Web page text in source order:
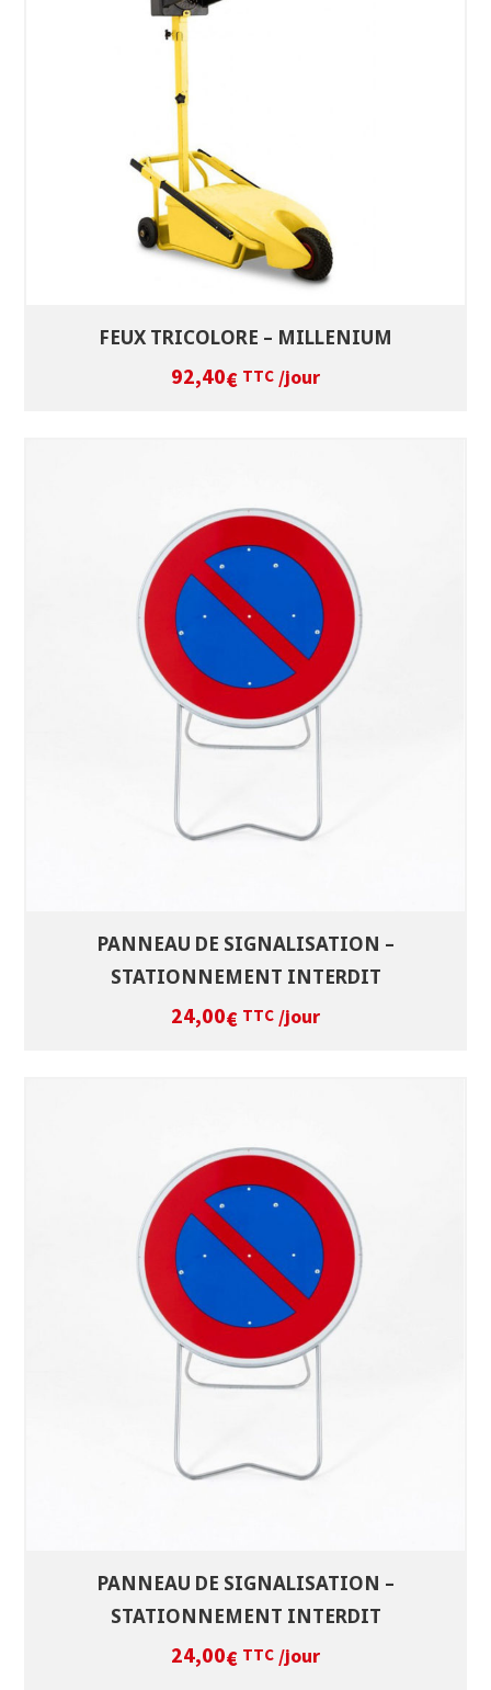
SÉLECTIONNEZ LES DATES
FEUX TRICOLORE – MILLENIUM
92,40€ TTC /jour
SÉLECTIONNEZ LES DATES
VOIR LE PRODUIT
PANNEAU DE SIGNALISATION –
STATIONNEMENT INTERDIT
24,00€ TTC /jour
SÉLECTIONNEZ LES DATES
VOIR LE PRODUIT
PANNEAU DE SIGNALISATION –
STATIONNEMENT INTERDIT
24,00€ TTC /jour